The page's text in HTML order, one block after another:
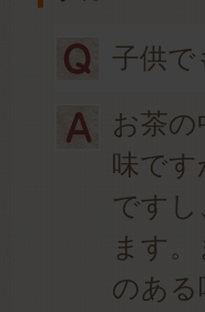
子供で
お茶
味で
です
ます
のあ